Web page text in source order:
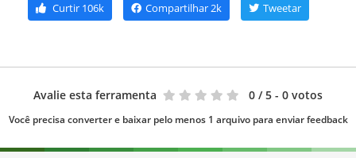
Curtir 106k Compartilhar2k Tweetar
Avalie esta ferramenta 0 / 5 - 0 votos
Você precisa converter e baixar pelo menos 1 arquivo para enviar feedback